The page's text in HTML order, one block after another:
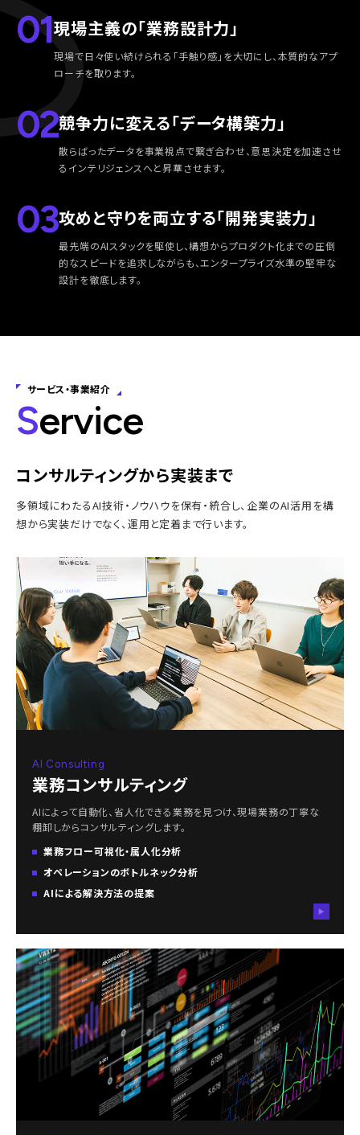
01現場主義の「業務設計力」
現場で日々使い続けられる「手触り感」を大切にし、本質的なアプ
ローチを取ります。
02競争力に変える「データ構築力」
散らばったデータを事業視点で繋ぎ合わせ、意思決定を加速させ
るインテリジェンスへと昇華させます。
03攻めと守りを両立する「開発実装力」
最先端のAIスタックを駆使し、構想からプロダクト化までの圧倒
的なスピードを追求しながらも、エンタープライズ水準の堅牢な
設計を徹底します。
サービス・事業紹介
Service
コンサルティングから実装まで
多領域にわたるAI技術・ノウハウを保有・統合し、企業のAI活用を構
想から実装だけでなく、運用と定着まで行います。
AI Consulting
業務コンサルティング
AIによって自動化、省人化できる業務を見つけ、現場業務の丁寧な
棚卸しからコンサルティングします。
業務フロー可視化・属人化分析
オペレーションのボトルネック分析
AIによる解決方法の提案